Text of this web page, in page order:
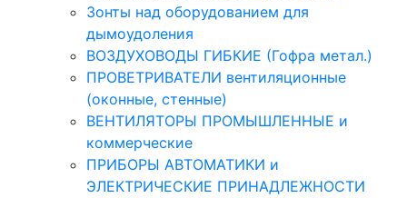
Зонты над оборудованием для
дымоудоления
ВОЗДУХОВОДЫ ГИБКИЕ (Гофра метал.)
ПРОВЕТРИВАТЕЛИ вентиляционные
(оконные, стенные)
ВЕНТИЛЯТОРЫ ПРОМЫШЛЕННЫЕ и
коммерческие
ПРИБОРЫ АВТОМАТИКИ и
ЭЛЕКТРИЧЕСКИЕ ПРИНАДЛЕЖНОСТИ